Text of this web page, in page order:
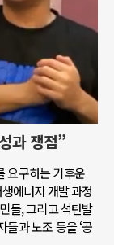
과 쟁점”
요구하는 기후운
에너지 개발 과정
들, 그리고 석탄발
과 노조 등을 ‘공